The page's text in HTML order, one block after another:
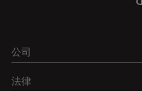
公司
法律